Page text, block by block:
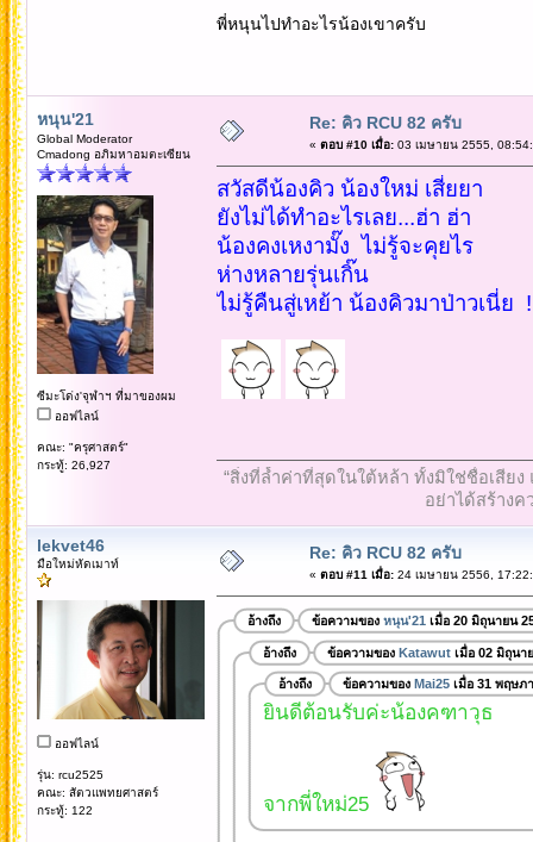
พี่หนุนไปทำอะไรน้องเขาครับ
หนุน'21
Global Moderator
Cmadong อภิมหาอมตะเซียน
ซีมะโด่ง'จุฬาฯ ที่มาของผม
ออฟไลน์
คณะ: "ครุศาสตร์"
กระทู้: 26,927
Re: คิว RCU 82 ครับ
« ตอบ #10 เมื่อ:03 เมษายน 2555,
สวัสดีน้องคิว น้องใหม่ เสี่ยยา
ยังไม่ได้ทำอะไรเลย...ฮ่า ฮ่า
น้องคงเหงามั๊ง ไม่รู้จะคุยไร
ห่างหลายรุ่นเกิ๊น
ไม่รู้คืนสู่เหย้า น้องคิวมาป่าวเนี่ย
“สิ่งที่ล้ำค่าที่สุดในใต้หล้า ทั้งมิใช่ชื่อเสีย
อย่าได้สร้างค
lekvet46
มือใหม่หัดเมาท์
ออฟไลน์
รุ่น: rcu2525
คณะ: สัตวแพทยศาสตร์
กระทู้: 122
Re: คิว RCU 82 ครับ
« ตอบ #11 เมื่อ:24 เมษายน 2556,
อ้างถึง ข้อความของ หนุน'21 เมื่อ 20 มิถุนายน
อ้างถึง ข้อความของ Katawutเมื่อ 02 มิถุนา
อ้างถึง ข้อความของ Mai25เมื่อ 31 พฤษภ
ยินดีต้อนรับค่ะน้องคฑาวุธ
จากพี่ใหม่25